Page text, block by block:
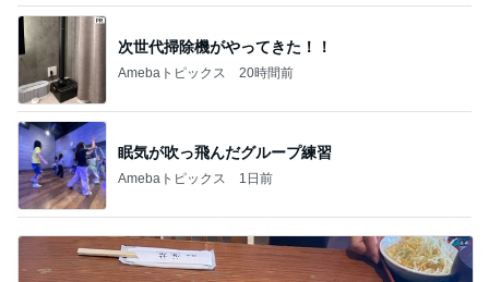
次世代掃除機がやってきた！！
Amebaトピックス 20時間前
眠気が吹っ飛んだグループ練習
Amebaトピックス 1日前